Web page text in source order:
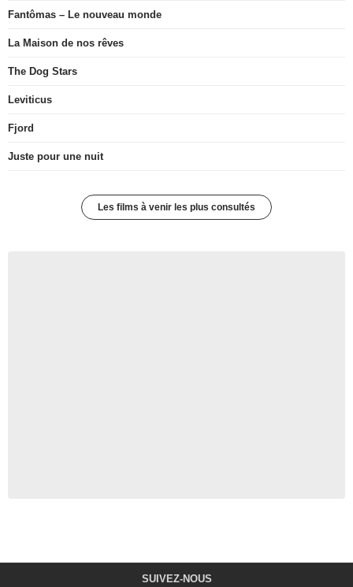
Fantômas – Le nouveau monde
La Maison de nos rêves
The Dog Stars
Leviticus
Fjord
Juste pour une nuit
Les films à venir les plus consultés
SUIVEZ-NOUS